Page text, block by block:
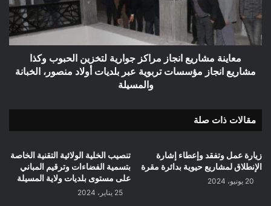
لتخزين
الحبوب
مشاريع
مؤسسات
بلديات
أولاد
منصور،
والمسيلة
معاينة مشاريع انجاز مراكز جوارية لتخزين الحبوب وكذا
مشاريع انجاز مؤسسات تربوية عبر بلديات أولاد منصور، الخبانة
والمسيلة
مقالات ذات صلة
زيارة عمل وتفقد وإعطاء إشارة
الإنطلاق لمشاريع حيوية بدائرة مقرة
20 يونيو، 2024
تنصيب الخلية الولائية التقنية الخاصة
بتسمية الفضاءات وترقيم المباني
على مستوى بلديات ولاية المسيلة
25 يناير، 2024